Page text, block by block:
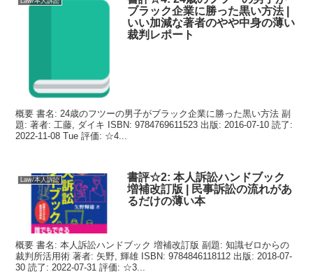
ブラック企業に勝った黒い方法 |
いい加減な著者のやや中身の薄い
裁判レポート
概要 書名: 24歳のフツーの男子がブラック企業に勝った黒い方法 副
題: 著者: 工藤, ダイキ ISBN: 9784769611523 出版: 2016-07-10 読了:
2022-11-08 Tue 評価: ☆4...
Law/本人訴訟
書評☆2: 本人訴訟ハンドブック
増補改訂版 | 民事訴訟の流れがあ
るだけの薄い本
概要 書名: 本人訴訟ハンドブック 増補改訂版 副題: 知識ゼロからの
裁判所活用術 著者: 矢野, 輝雄 ISBN: 9784846118112 出版: 2018-07-
30 読了: 2022-07-31 評価: ☆3...